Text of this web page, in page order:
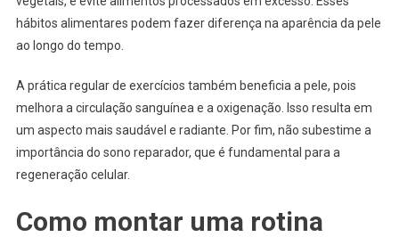
hábitos alimentares podem fazer diferença na aparência da pele
ao longo do tempo.
A prática regular de exercícios também beneficia a pele, pois
melhora a circulação sanguínea e a oxigenação. Isso resulta em
um aspecto mais saudável e radiante. Por fim, não subestime a
importância do sono reparador, que é fundamental para a
regeneração celular.
Como montar uma rotina